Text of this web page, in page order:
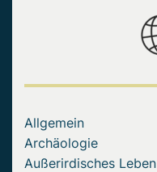
Allgemein
Archäologie
Außerirdisches Leben